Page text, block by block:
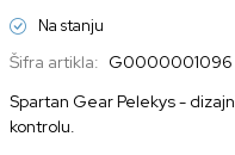
Na stanju
Šifra artikla: G0000001096
Spartan Gear Pelekys -
kontrolu.